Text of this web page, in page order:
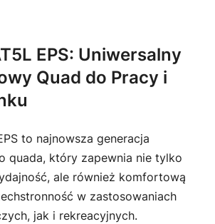
z
.
.
EPS: Uniwersalny
Quad do Pracy i
to najnowsza generacja
quada, który zapewnia nie tylko
ale również komfortową
w zastosowaniach
jak i rekreacyjnych.